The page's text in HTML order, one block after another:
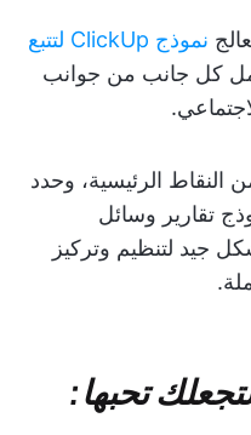
نموذج ClickUp لتتبع
كل جانب من جوانب
النقاط الرئيسية، وحدد
تقارير وسائل
جيد لتنظيم وتركيز
تحبها: